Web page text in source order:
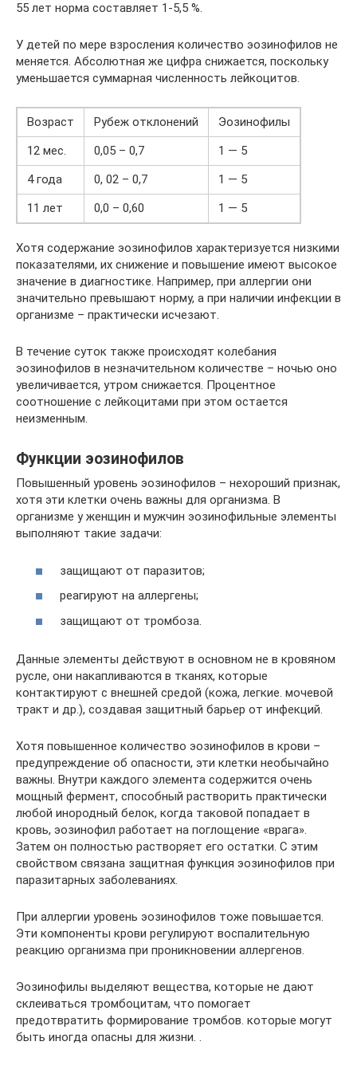
55 лет норма составляет 1-5,5 %.
У детей по мере взросления количество эозинофилов не
меняется. Абсолютная же цифра снижается, поскольку
уменьшается суммарная численность лейкоцитов.
Возраст Рубеж отклонений
Эозинофилы
12 мес.
0,05 – 0,7
1 — 5
4 года
0, 02 – 0,7
1 — 5
11 лет
0,0 – 0,60 1 — 5
Хотя содержание эозинофилов характеризуется низкими
показателями, их снижение и повышение имеют высокое
значение в диагностике. Например, при аллергии они
значительно превышают норму, а при наличии инфекции в
организме – практически исчезают.
В течение суток также происходят колебания
эозинофилов в незначительном количестве – ночью оно
увеличивается, утром снижается. Процентное
соотношение с лейкоцитами при этом остается
неизменным.
Функции эозинофилов
Повышенный уровень эозинофилов – нехороший признак,
хотя эти клетки очень важны для организма. В
организме у женщин и мужчин эозинофильные элементы
выполняют такие задачи:
защищают от паразитов;
реагируют на аллергены;
защищают от тромбоза.
Данные элементы действуют в основном не в кровяном
русле, они накапливаются в тканях, которые
контактируют с внешней средой (кожа, легкие. мочевой
тракт и др.), создавая защитный барьер от инфекций.
Хотя повышенное количество эозинофилов в крови –
предупреждение об опасности, эти клетки необычайно
важны. Внутри каждого элемента содержится очень
мощный фермент, способный растворить практически
любой инородный белок, когда таковой попадает в
кровь, эозинофил работает на поглощение «врага».
Затем он полностью растворяет его остатки. С этим
свойством связана защитная функция эозинофилов при
паразитарных заболеваниях.
При аллергии уровень эозинофилов тоже повышается.
Эти компоненты крови регулируют воспалительную
реакцию организма при проникновении аллергенов.
Эозинофилы выделяют вещества, которые не дают
склеиваться тромбоцитам, что помогает
предотвратить формирование тромбов. которые могут
быть иногда опасны для жизни. .